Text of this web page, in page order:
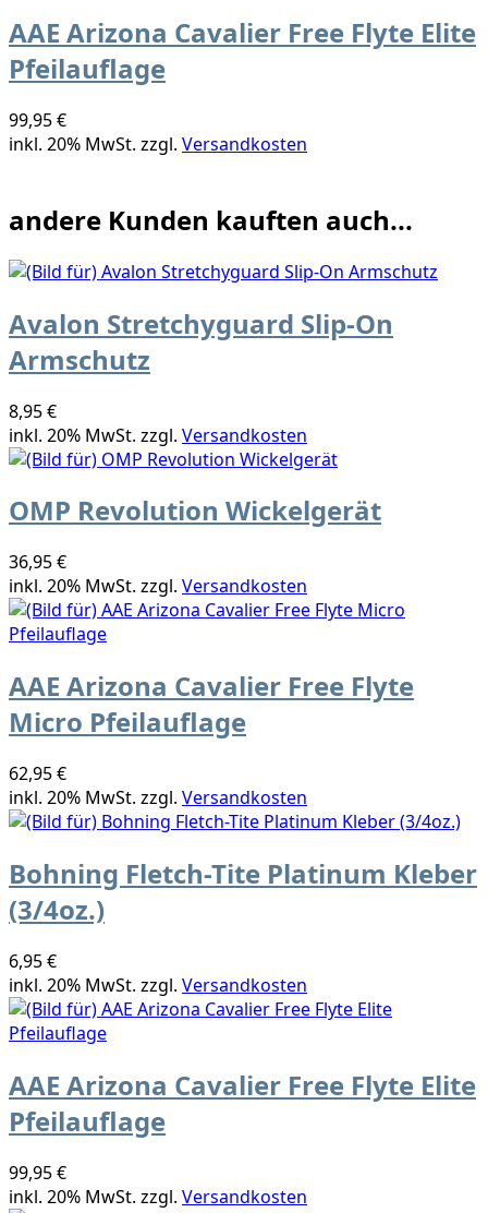
AAE Arizona Cavalier Free Flyte Elite
Pfeilauflage
99,95 €
inkl. 20% MwSt. zzgl. Versandkosten
andere Kunden kauften auch...
Avalon Stretchyguard Slip-On
Armschutz
8,95 €
inkl. 20% MwSt. zzgl. Versandkosten
OMP Revolution Wickelgerät
36,95 €
inkl. 20% MwSt. zzgl. Versandkosten
AAE Arizona Cavalier Free Flyte
Micro Pfeilauflage
62,95 €
inkl. 20% MwSt. zzgl. Versandkosten
Bohning Fletch-Tite Platinum Kleber
(3/4oz.)
6,95 €
inkl. 20% MwSt. zzgl. Versandkosten
AAE Arizona Cavalier Free Flyte Elite
Pfeilauflage
99,95 €
inkl. 20% MwSt. zzgl. Versandkosten